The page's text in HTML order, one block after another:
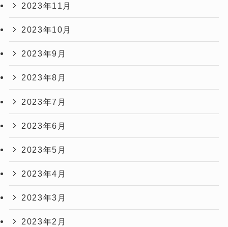
2023年11月
2023年10月
2023年9月
2023年8月
2023年7月
2023年6月
2023年5月
2023年4月
2023年3月
2023年2月